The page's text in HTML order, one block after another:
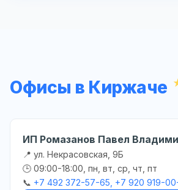
Офисы в Киржаче
ИП Ромазанов Павел
📍 ул. Некрасовская, 9Б
🕒 09:00-18:00, пн, вт, ср, чт, пт
📞 +7 492 372-57-65, +7 920 919-